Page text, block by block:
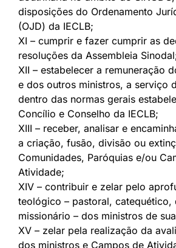
disposições do Ordenamento
(OJD) da IECLB;
XI – cumprir e fazer cumprir as
resoluções da Assembleia
XII – estabelecer a remuneração
e dos outros ministros, a serviço
dentro das normas gerais
Concílio e Conselho da IECLB;
XIII – receber, analisar e
a criação, fusão, divisão ou
Comunidades, Paróquias e/ou
Atividade;
XIV – contribuir e zelar pelo
teológico – pastoral, catequético,
missionário – dos ministros de
XV – zelar pela realização da
dos ministros e Campos de